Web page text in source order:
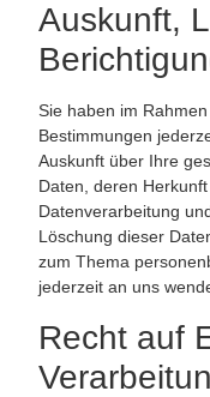
Auskunft,
Sie haben im
Bestimmungen
Auskunft über Ihre
Daten, deren
Datenverarbeitung
Löschung dieser
zum Thema
jederzeit an uns
Recht auf